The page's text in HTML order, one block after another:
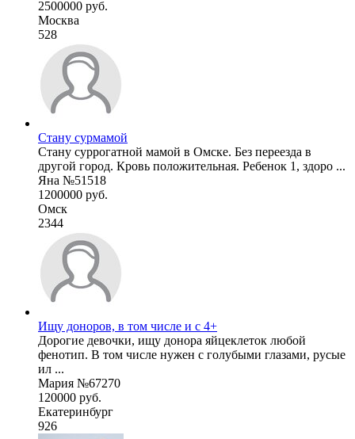
2500000 руб.
Москва
528
Стану сурмамой
Стану суррогатной мамой в Омске. Без переезда в
другой город. Кровь положительная. Ребенок 1, здоро ...
Яна №51518
1200000 руб.
Омск
2344
Ищу доноров, в том числе и с 4+
Дорогие девочки, ищу донора яйцеклеток любой
фенотип. В том числе нужен с голубыми глазами, русые
ил ...
Мария №67270
120000 руб.
Екатеринбург
926